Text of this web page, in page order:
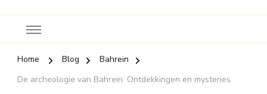
Home Blog
Bahrein
De archeologie van Bahrein: Ontdekkingen en mysteries